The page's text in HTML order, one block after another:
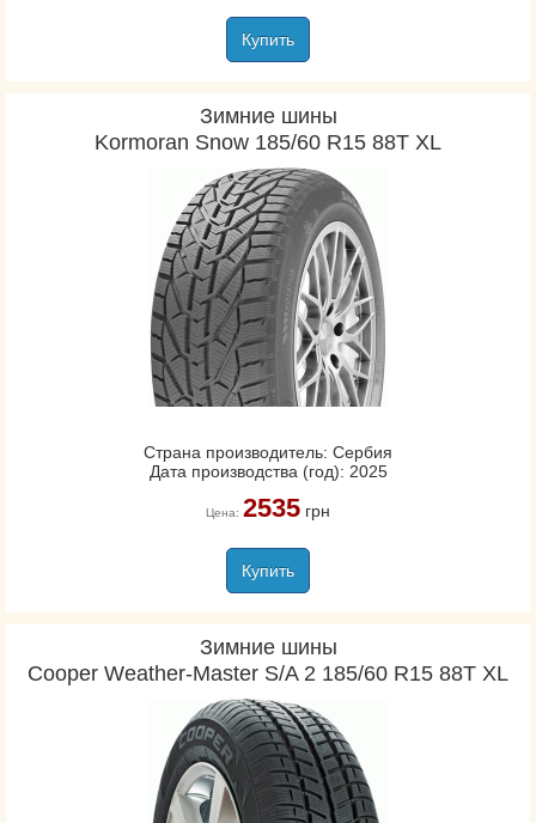
Купить
Зимние шины
Kormoran Snow 185/60 R15 88T XL
Страна производитель: Сербия
Дата производства (год): 2025
Цена: 2535грн
Купить
Зимние шины
Cooper Weather-Master S/A 2 185/60 R15 88T XL